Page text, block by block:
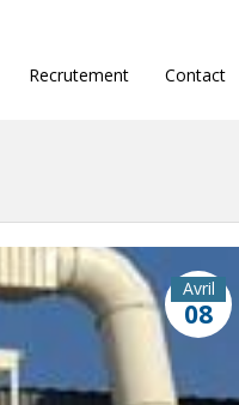
Recrutement Contact
08
Avril